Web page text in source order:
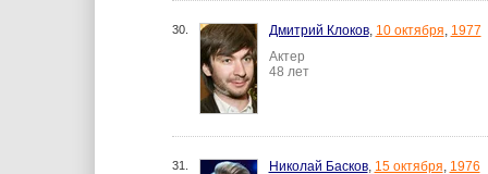
30. Дмитрий Клоков, 10 октября, 1977
Актер
48 лет
31. Николай Басков, 15 октября, 1976